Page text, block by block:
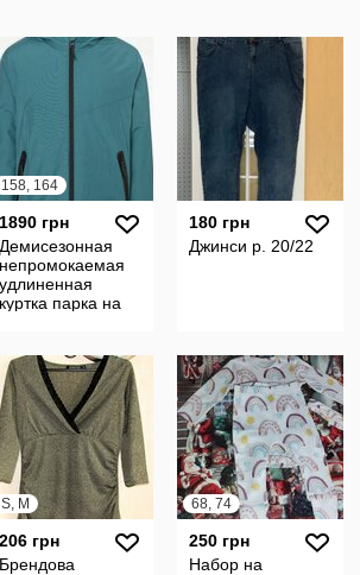
158, 164
1890 грн
Демисезонная
непромокаемая
удлиненная
куртка парка на
h&m p.158-164
-170
180 грн
Джинси р. 20/22
S, M
206 грн
Брендова
68, 74
250 грн
Набор на